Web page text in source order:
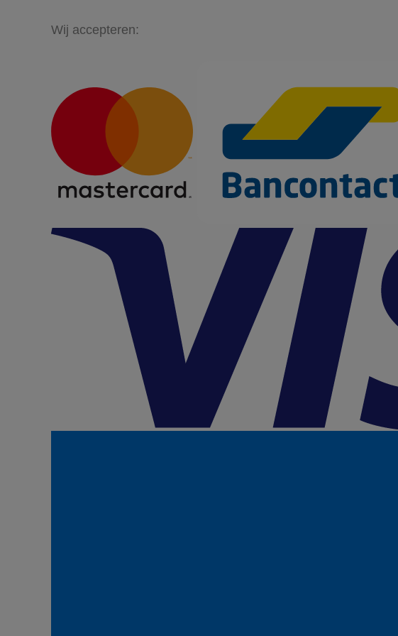
Wij accepteren: